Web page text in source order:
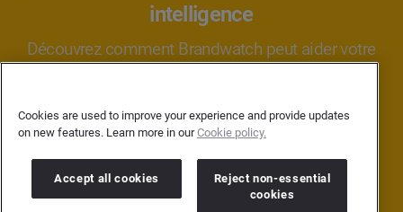
intelligence
Découvrez comment Brandwatch peut aider votre
Cookies are used to improve your experience and provide updates
on new features. Learn more in ourCookie policy.
Accept all cookies
Reject non-essential
cookies